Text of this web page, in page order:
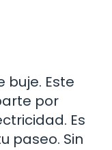
Este
por
Es
paseo. Sin